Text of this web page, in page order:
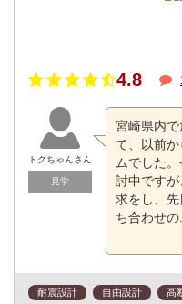
4.8
トクちゃんさん
見学
宮崎県内
て、以前
ムでした
討中です
求をし、
ち合わせの...
耐震設計 自由設計 高